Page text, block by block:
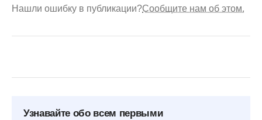
Нашли ошибку в публикации?Сообщите нам об этом.
Узнавайте обо всем первыми